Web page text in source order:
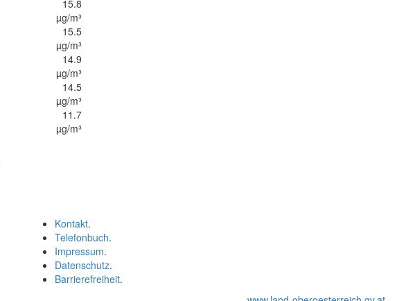
15.8
µg/m³
15.5
µg/m³
14.9
µg/m³
14.5
µg/m³
11.7
µg/m³
Kontakt.
Telefonbuch.
Impressum.
Datenschutz.
Barrierefreiheit.